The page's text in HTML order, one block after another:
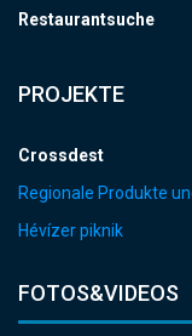
Restaurantsuche
PROJEKTE
Crossdest
Regionale Produkte
Hévízer piknik
FOTOS&VIDEOS